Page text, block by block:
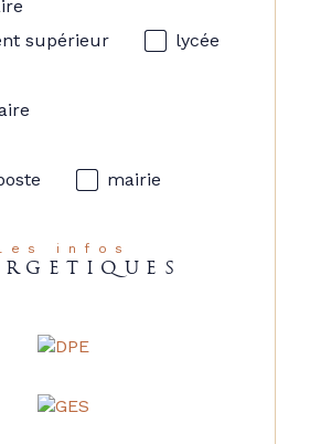
supérieur
lycée
mairie
Les infos